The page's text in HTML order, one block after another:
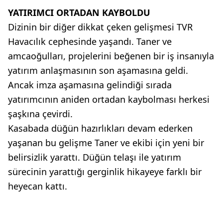
YATIRIMCI ORTADAN KAYBOLDU
Dizinin bir diğer dikkat çeken gelişmesi TVR
Havacılık cephesinde yaşandı. Taner ve
amcaoğulları, projelerini beğenen bir iş insanıyla
yatırım anlaşmasının son aşamasına geldi.
Ancak imza aşamasına gelindiği sırada
yatırımcının aniden ortadan kaybolması herkesi
şaşkına çevirdi.
Kasabada düğün hazırlıkları devam ederken
yaşanan bu gelişme Taner ve ekibi için yeni bir
belirsizlik yarattı. Düğün telaşı ile yatırım
sürecinin yarattığı gerginlik hikayeye farklı bir
heyecan kattı.